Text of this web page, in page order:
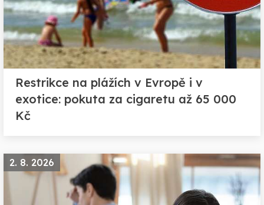
Restrikce na plážích v Evropě i v
exotice: pokuta za cigaretu až 65 000
Kč
2. 8. 2026